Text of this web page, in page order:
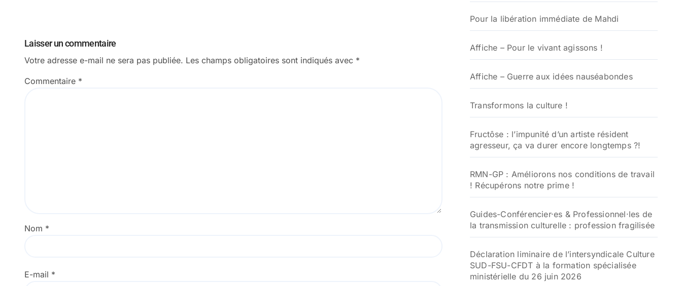
Laisser un commentaire
Votre adresse e-mail ne sera pas publiée. Les champs obligatoires sont indiqués avec *
Commentaire *
Nom *
E-mail *
Pour la libération immédiate de Mahdi
Affiche – Pour le vivant agissons !
Affiche – Guerre aux idées nauséabondes
Transformons la culture !
Fructôse : l’impunité d’un artiste résident
agresseur, ça va durer encore longtemps ?!
RMN-GP : Améliorons nos conditions de travail
! Récupérons notre prime !
Guides-Conférencier·es & Professionnel·les de
la transmission culturelle : profession fragilisée
Déclaration liminaire de l’intersyndicale Culture
SUD-FSU-CFDT à la formation spécialisée
ministérielle du 26 juin 2026